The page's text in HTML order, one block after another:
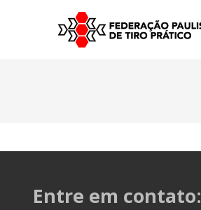
Entre em contato: